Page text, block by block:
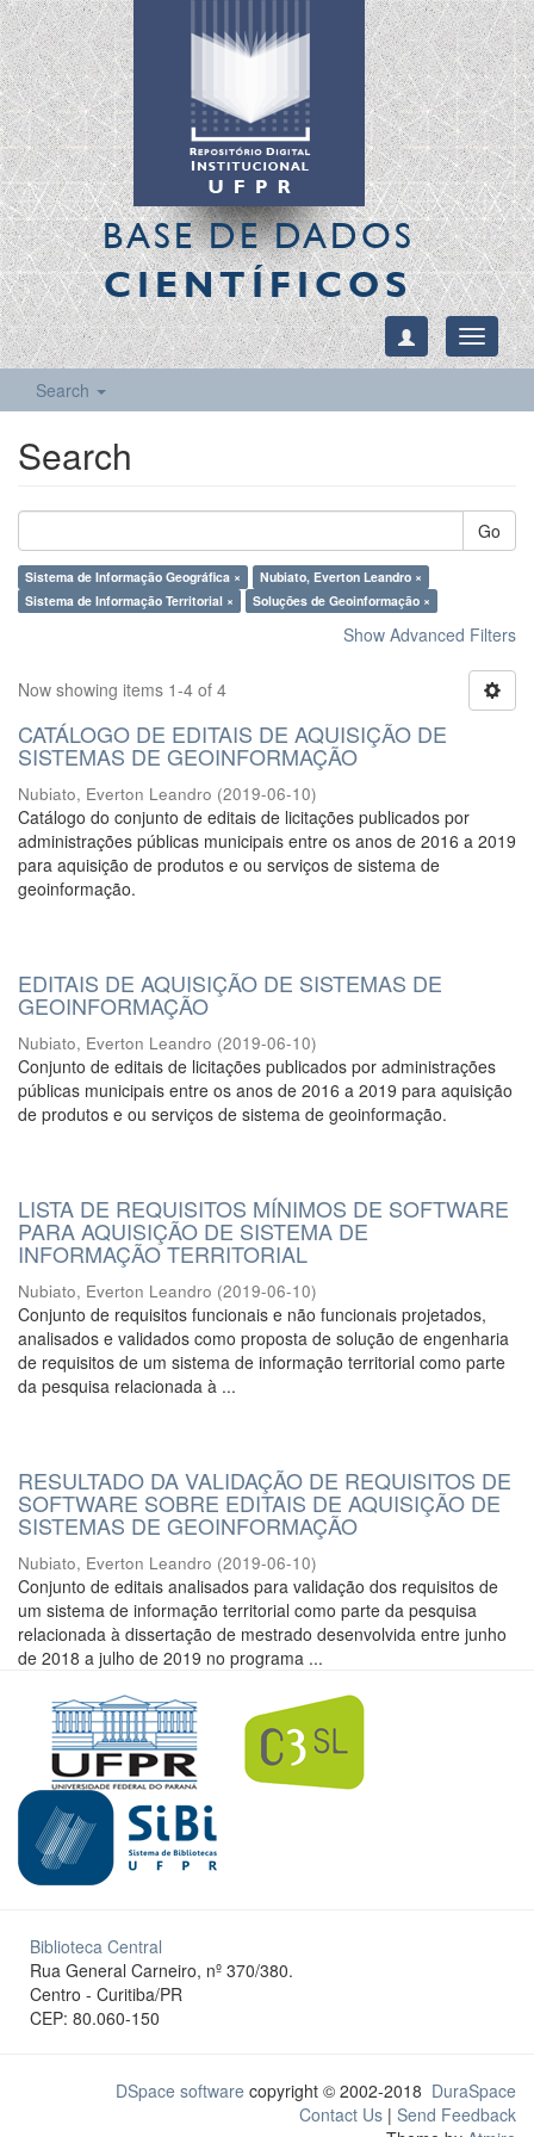
BASE DE DADOS
CIENTÍFICOS
Toggle
Search
Search
Go
Sistema de Informação Geográfica ×
Nubiato, Everton Leandro ×
Sistema de Informação Territorial ×
Soluções de Geoinformação ×
Show Advanced Filters
Now showing items 1-4 of 4
CATÁLOGO DE EDITAIS DE AQUISIÇÃO DE
SISTEMAS DE GEOINFORMAÇÃO
Nubiato, Everton Leandro (2019-06-10)
Catálogo do conjunto de editais de licitações publicados por
administrações públicas municipais entre os anos de 2016 a 2019
para aquisição de produtos e ou serviços de sistema de
geoinformação.
EDITAIS DE AQUISIÇÃO DE SISTEMAS DE
GEOINFORMAÇÃO
Nubiato, Everton Leandro (2019-06-10)
Conjunto de editais de licitações publicados por administrações
públicas municipais entre os anos de 2016 a 2019 para aquisição
de produtos e ou serviços de sistema de geoinformação.
LISTA DE REQUISITOS MÍNIMOS DE SOFTWARE
PARA AQUISIÇÃO DE SISTEMA DE
INFORMAÇÃO TERRITORIAL
Nubiato, Everton Leandro (2019-06-10)
Conjunto de requisitos funcionais e não funcionais projetados,
analisados e validados como proposta de solução de engenharia
de requisitos de um sistema de informação territorial como parte
da pesquisa relacionada à ...
RESULTADO DA VALIDAÇÃO DE REQUISITOS DE
SOFTWARE SOBRE EDITAIS DE AQUISIÇÃO DE
SISTEMAS DE GEOINFORMAÇÃO
Nubiato, Everton Leandro (2019-06-10)
Conjunto de editais analisados para validação dos requisitos de
um sistema de informação territorial como parte da pesquisa
relacionada à dissertação de mestrado desenvolvida entre junho
de 2018 a julho de 2019 no programa ...
Biblioteca Central
Rua General Carneiro, nº 370/380.
Centro - Curitiba/PR
CEP: 80.060-150
DSpace software copyright © 2002-2018 DuraSpace
Contact Us | Send Feedback